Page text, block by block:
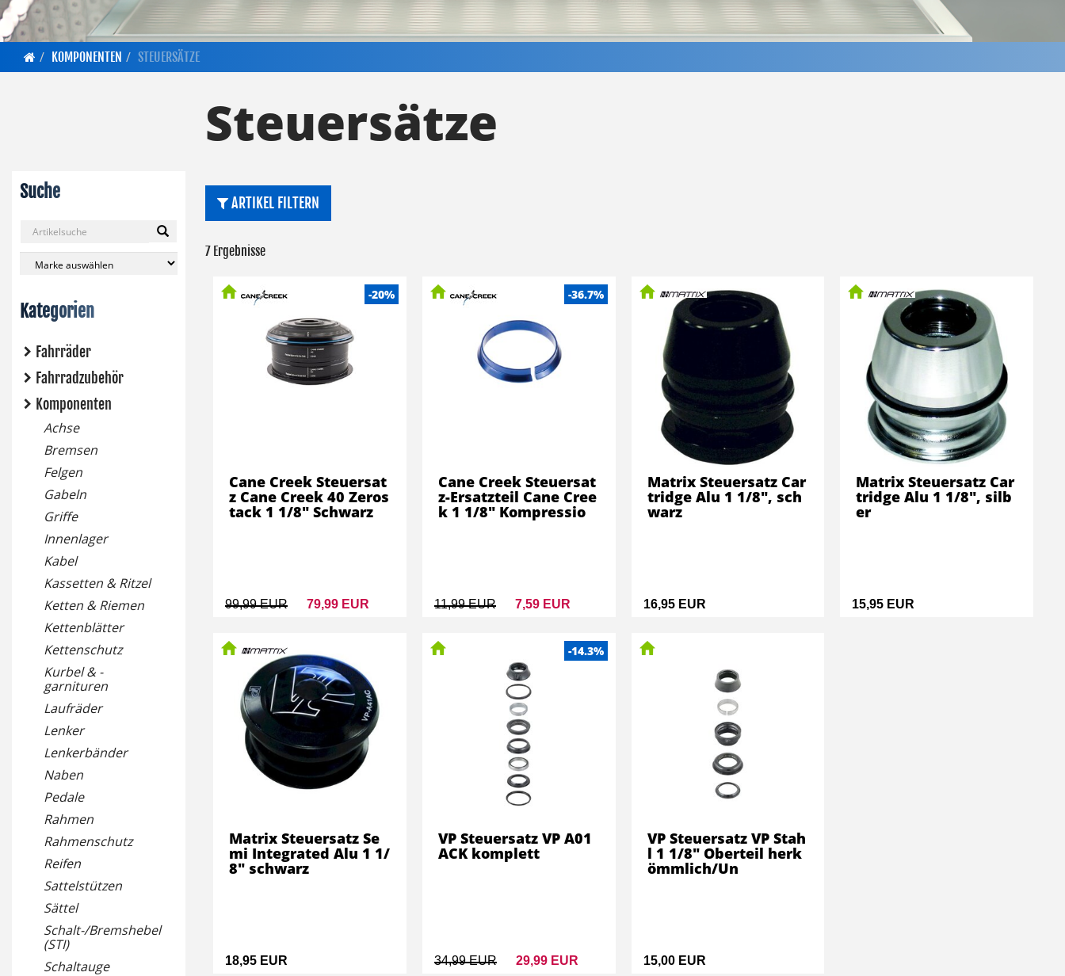
KOMPONENTEN STEUERSÄTZE
Suche
Kategorien
Fahrräder
Fahrradzubehör
Komponenten
Achse
Bremsen
Felgen
Gabeln
Griffe
Innenlager
Kabel
Kassetten & Ritzel
Ketten & Riemen
Kettenblätter
Kettenschutz
Kurbel & -
garnituren
Laufräder
Lenker
Lenkerbänder
Naben
Pedale
Rahmen
Rahmenschutz
Reifen
Sattelstützen
Sättel
Schalt-/Bremshebel
(STI)
Schaltauge
Steuersätze
ARTIKEL FILTERN
7 Ergebnisse
-20%
99,99 EUR 79,99 EUR
Cane Creek Steuersat
z Cane Creek 40 Zeros
tack 1 1/8" Schwarz
-36.7%
11,99 EUR 7,59 EUR
Cane Creek Steuersat
z-Ersatzteil Cane Cree
k 1 1/8" Kompressio
16,95 EUR
Matrix Steuersatz Car
tridge Alu 1 1/8", sch
warz
15,95 EUR
Matrix Steuersatz Car
tridge Alu 1 1/8", silb
er
18,95 EUR
Matrix Steuersatz Se
mi Integrated Alu 1 1/
8" schwarz
-14.3%
34,99 EUR 29,99 EUR
VP Steuersatz VP A01
ACK komplett
15,00 EUR
VP Steuersatz VP Stah
l 1 1/8" Oberteil herk
ömmlich/Un